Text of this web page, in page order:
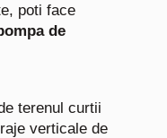
poti face
de
terenul curtii
verticale de